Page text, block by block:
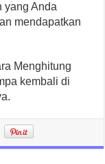
yang Anda
mendapatkan
Menghitung
kembali di